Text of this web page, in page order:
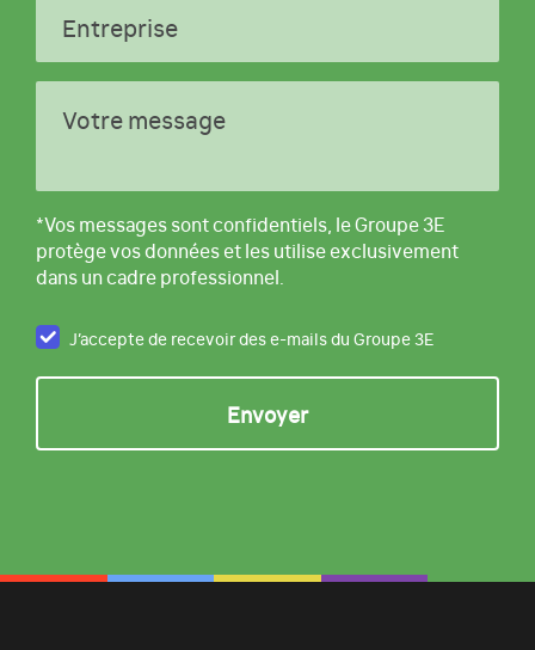
Entreprise
Votre message
*Vos messages sont confidentiels, le Groupe 3E
protège vos données et les utilise exclusivement
dans un cadre professionnel.
J’accepte de recevoir des e-mails du Groupe 3E